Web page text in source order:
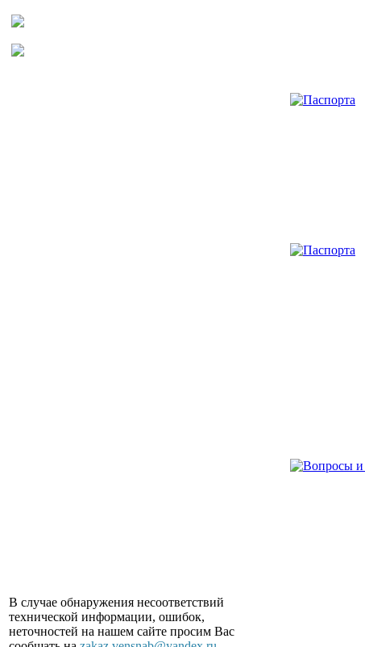
В случае обнаружения несоответствий
технической информации, ошибок,
неточностей на нашем сайте просим Вас